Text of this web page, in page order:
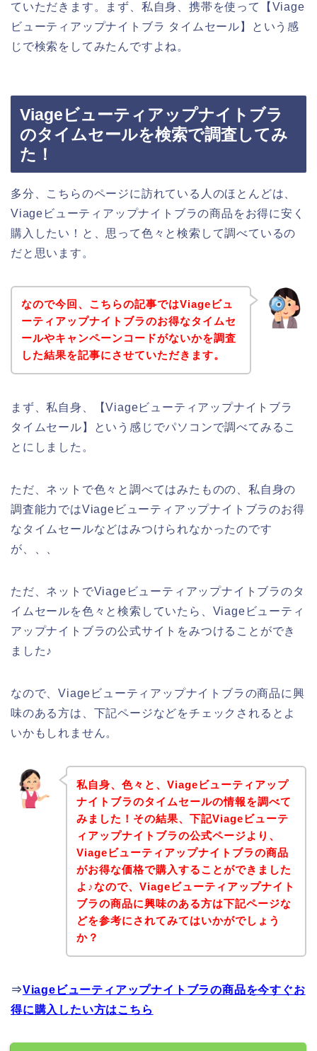
ていただきます。まず、私自身、携帯を使って【Viage
ビューティアップナイトブラ タイムセール】という感
じで検索をしてみたんですよね。
Viageビューティアップナイトブラ
のタイムセールを検索で調査してみ
た！
多分、こちらのページに訪れている人のほとんどは、
Viageビューティアップナイトブラの商品をお得に安く
購入したい！と、思って色々と検索して調べているの
だと思います。
なので今回、こちらの記事ではViageビュ
ーティアップナイトブラのお得なタイムセ
ールやキャンペーンコードがないかを調査
した結果を記事にさせていただきます。
まず、私自身、【Viageビューティアップナイトブラ
タイムセール】という感じでパソコンで調べてみるこ
とにしました。
ただ、ネットで色々と調べてはみたものの、私自身の
調査能力ではViageビューティアップナイトブラのお得
なタイムセールなどはみつけられなかったのです
が、、、
ただ、ネットでViageビューティアップナイトブラのタ
イムセールを色々と検索していたら、Viageビューティ
アップナイトブラの公式サイトをみつけることができ
ました♪
なので、Viageビューティアップナイトブラの商品に興
味のある方は、下記ページなどをチェックされるとよ
いかもしれません。
私自身、色々と、Viageビューティアップ
ナイトブラのタイムセールの情報を調べて
みました！その結果、下記Viageビューテ
ィアップナイトブラの公式ページより、
Viageビューティアップナイトブラの商品
がお得な価格で購入することができました
よ♪なので、Viageビューティアップナイト
ブラの商品に興味のある方は下記ページな
どを参考にされてみてはいかがでしょう
か？
⇒Viageビューティアップナイトブラの商品を今すぐお
得に購入したい方はこちら